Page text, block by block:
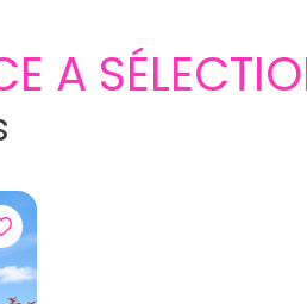
A
1 pièce(s)